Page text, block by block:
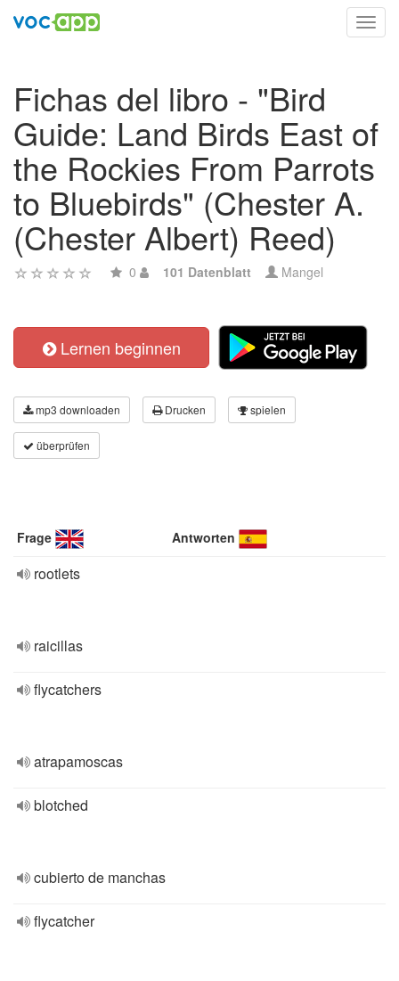
Fichas del libro - "Bird
Guide: Land Birds East of
the Rockies From Parrots
to Bluebirds" (Chester A.
(Chester Albert) Reed)
0 101 Datenblatt Mangel
Lernen beginnen
mp3 downloaden Drucken spielen
überprüfen
Frage Antworten
rootlets
raicillas
flycatchers
atrapamoscas
blotched
cubierto de manchas
flycatcher